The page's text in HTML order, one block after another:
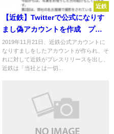
近鉄
【近鉄】Twitterで公式になりす
まし偽アカウントを作成 プレ
スリリースを出すほどの騒動に
発展 近鉄は「当社とは一切関
係がない」とコメント 鉄道オ
2019年11月21日、近鉄公式アカウントに
なりすましをしたアカウントが作られ、そ
れに対して近鉄がプレスリリースを出し、
近鉄は「当社とは一切...